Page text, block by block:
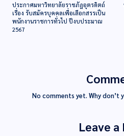
ประกาศมหาวิทยาลัยราชภัฏอุตรดิตถ์
เรื่อง รับสมัครบุคคลเพื่อเลือกสรรเป็น
พนักงานราชการทั่วไป ปีงบประมาณ
2567
No comments yet. Why don’t
Leave a